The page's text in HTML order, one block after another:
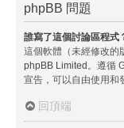
phpBB 問題
誰寫了這個討論區程式
這個軟體（未經修改的
phpBB Limited。遵循
宣告，可以自由使用和
回頂端